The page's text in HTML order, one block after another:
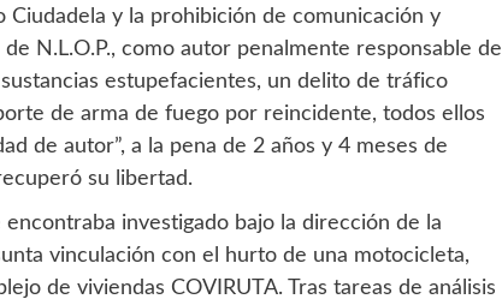
y la prohibición de comunicación y
N.L.O.P., como autor penalmente responsable de
estupefacientes, un delito de tráfico
de arma de fuego por reincidente, todos ellos
de autor”, a la pena de 2 años y 4 meses de
su libertad.
investigado bajo la dirección de la
vinculación con el hurto de una motocicleta,
de viviendas COVIRUTA. Tras tareas de análisis